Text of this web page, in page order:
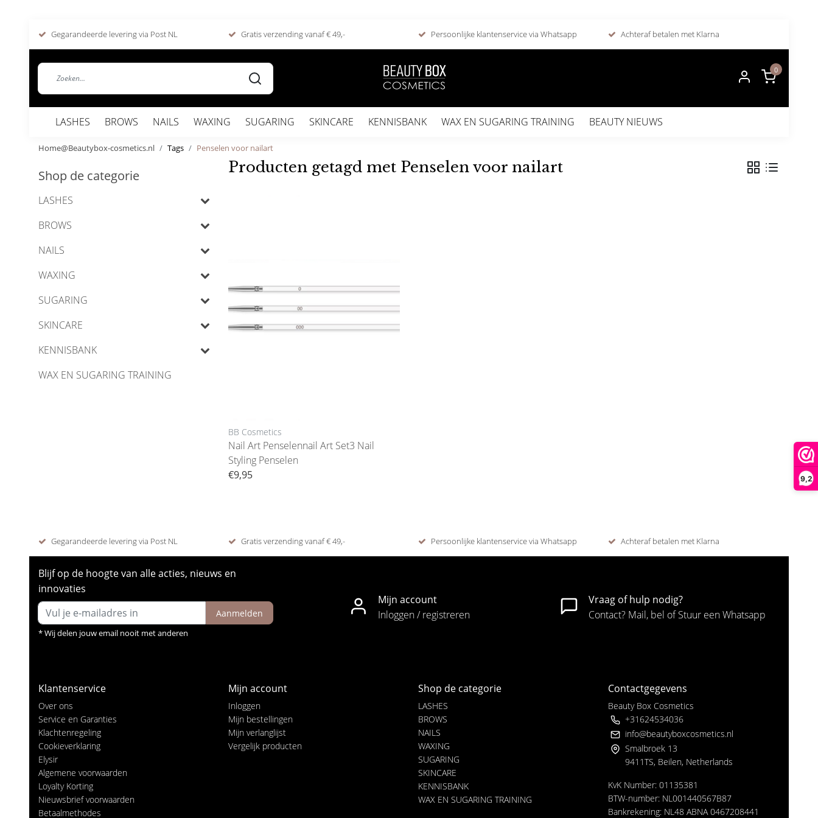
9,2
Gegarandeerde levering via Post NL Gratis verzending vanaf € 49,- Persoonlijke klantenservice via Whatsapp Achteraf betalen met Klarna
0
LASHES BROWS NAILS WAXING SUGARING SKINCARE KENNISBANK WAX EN SUGARING TRAINING BEAUTY NIEUWS
Home@Beautybox-cosmetics.nl Tags Penselen voor nailart
Shop de categorie
LASHES
BROWS
NAILS
WAXING
SUGARING
SKINCARE
KENNISBANK
WAX EN SUGARING TRAINING
Producten getagd met Penselen voor nailart
BB Cosmetics
Nail Art Penselennail Art Set3 Nail
Styling Penselen
€9,95
Gegarandeerde levering via Post NL Gratis verzending vanaf € 49,- Persoonlijke klantenservice via Whatsapp Achteraf betalen met Klarna
Blijf op de hoogte van alle acties, nieuws en
innovaties
Aanmelden
* Wij delen jouw email nooit met anderen
Mijn account
Inloggen / registreren
Vraag of hulp nodig?
Contact? Mail, bel of Stuur een Whatsapp
Klantenservice
Over ons
Service en Garanties
Klachtenregeling
Cookieverklaring
Elysir
Algemene voorwaarden
Loyalty Korting
Nieuwsbrief voorwaarden
Betaalmethodes
Mijn account
Inloggen
Mijn bestellingen
Mijn verlanglijst
Vergelijk producten
Shop de categorie
LASHES
BROWS
NAILS
WAXING
SUGARING
SKINCARE
KENNISBANK
WAX EN SUGARING TRAINING
Contactgegevens
Beauty Box Cosmetics
+31624534036
info@beautyboxcosmetics.nl
Smalbroek 13
9411TS, Beilen, Netherlands
KvK Number: 01135381
BTW-number: NL001440567B87
Bankrekening: NL48 ABNA 0467208441